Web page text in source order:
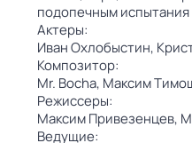
подопечным испытания
Актеры:
Иван Охлобыстин,
Композитор:
Mr. Bocha, Максим
Режиссеры:
Максим Привезенцев,
Ведущие: